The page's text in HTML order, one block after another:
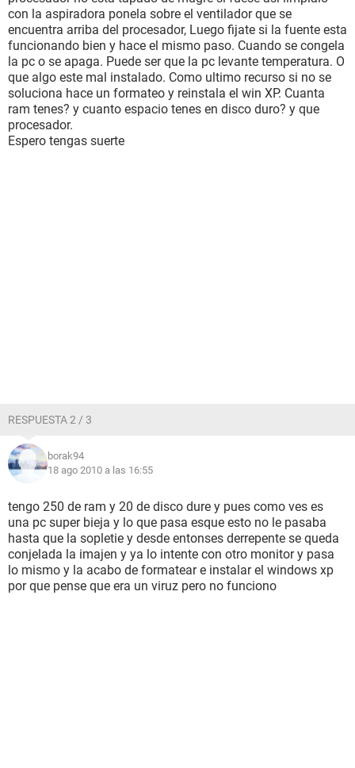
con la aspiradora ponela sobre el ventilador que se
encuentra arriba del procesador, Luego fijate si la fuente esta
funcionando bien y hace el mismo paso. Cuando se congela
la pc o se apaga. Puede ser que la pc levante temperatura. O
que algo este mal instalado. Como ultimo recurso si no se
soluciona hace un formateo y reinstala el win XP. Cuanta
ram tenes? y cuanto espacio tenes en disco duro? y que
procesador.
Espero tengas suerte
RESPUESTA 2 / 3
borak94
18 ago 2010 a las 16:55
tengo 250 de ram y 20 de disco dure y pues como ves es
una pc super bieja y lo que pasa esque esto no le pasaba
hasta que la sopletie y desde entonses derrepente se queda
conjelada la imajen y ya lo intente con otro monitor y pasa
lo mismo y la acabo de formatear e instalar el windows xp
por que pense que era un viruz pero no funciono